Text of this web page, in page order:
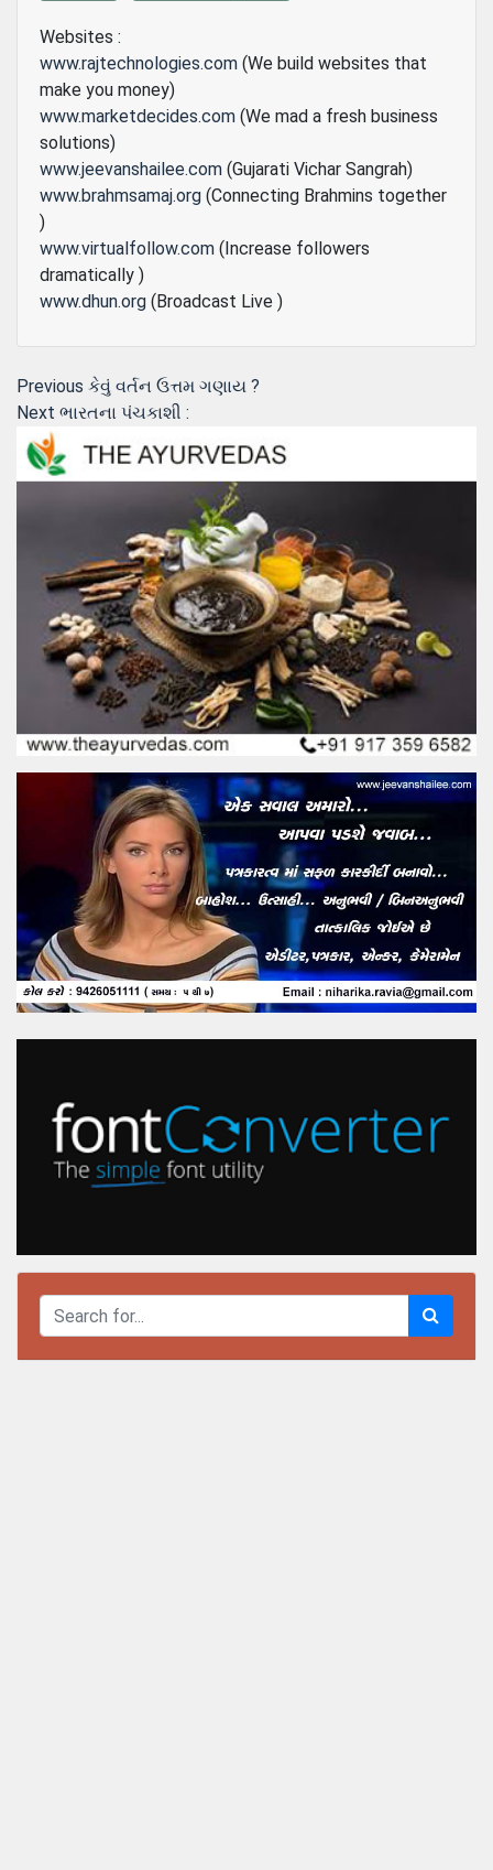
Websites :
www.rajtechnologies.com (We build websites that
make you money)
www.marketdecides.com (We mad a fresh business
solutions)
www.jeevanshailee.com (Gujarati Vichar Sangrah)
www.brahmsamaj.org (Connecting Brahmins together
)
www.virtualfollow.com (Increase followers
dramatically )
www.dhun.org (Broadcast Live )
Post
navigation
Previous Previous
post:
કેવું વર્તન ઉત્તમ ગણાય ?
Next Next
ભારતના પંચકાશી :